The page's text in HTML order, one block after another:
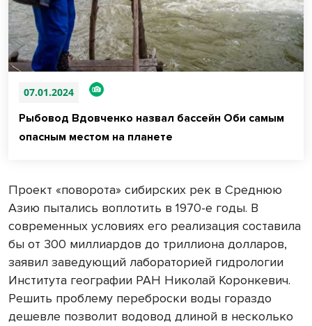
07.01.2024
Рыбовод Вдовченко назвал бассейн Оби самым
опасным местом на планете
Проект «поворота» сибирских рек в Среднюю
Азию пытались воплотить в 1970-е годы. В
современных условиях его реализация составила
бы от 300 миллиардов до триллиона долларов,
заявил заведующий лабораторией гидрологии
Института географии РАН Николай Коронкевич.
Решить проблему переброски воды гораздо
дешевле позволит водовод длиной в несколько